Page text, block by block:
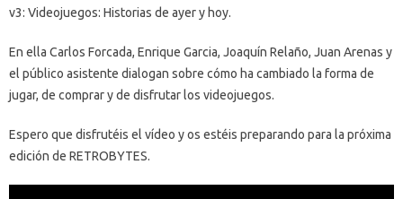
v3: Videojuegos: Historias de ayer y hoy.
En ella Carlos Forcada, Enrique Garcia, Joaquín Relaño, Juan Arenas y
el público asistente dialogan sobre cómo ha cambiado la forma de
jugar, de comprar y de disfrutar los videojuegos.
Espero que disfrutéis el vídeo y os estéis preparando para la próxima
edición de RETROBYTES.